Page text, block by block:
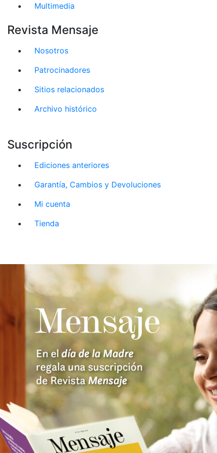
Multimedia
Revista Mensaje
Nosotros
Patrocinadores
Sitios relacionados
Archivo histórico
Suscripción
Ediciones anteriores
Garantía, Cambios y Devoluciones
Mi cuenta
Tienda